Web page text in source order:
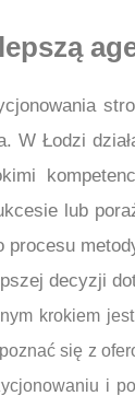
W Łodzi
lub
procesu
decyzji
krokiem
się z
i